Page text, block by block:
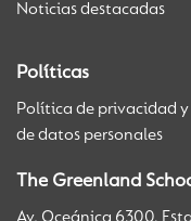
Noticias destacadas
Políticas
Política de privacidad
de datos personales
The Greenland